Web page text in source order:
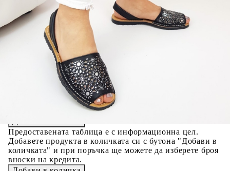
Please select credit institution
Цена на продукта:
€35.00
Extraction of information from credit institutions
Предоставената таблица е с информационна цел.
Добавете продукта в количката си с бутона "Добави в
количката" и при поръчка ще можете да изберете броя
вноски на кредита.
Acest tabel are caracter informativ. Adăugați produsul în
coșul de cumpărături unde veți putea selecta detaliile
Предоставената таблица е с информационна цел.
Добавете продукта в количката си с бутона "Добави в
количката" и при поръчка ще можете да изберете броя
вноски на кредита.